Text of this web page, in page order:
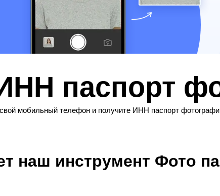
паспорт
мобильный телефон и получите ИНН паспорт
наш инструмент Фото